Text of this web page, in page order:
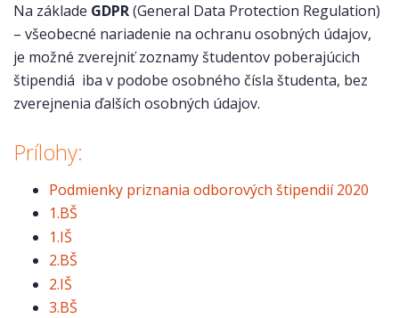
Na základe GDPR(General Data Protection Regulation)
– všeobecné nariadenie na ochranu osobných údajov,
je možné zverejniť zoznamy študentov poberajúcich
štipendiá iba v podobe osobného čísla študenta, bez
zverejnenia ďalších osobných údajov.
Prílohy:
Podmienky priznania odborových štipendií 2020
1.BŠ
1.IŠ
2.BŠ
2.IŠ
3.BŠ